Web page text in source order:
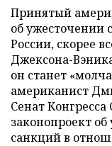
Принятый
об
России, скорее
Джексона-
он станет
американист
Сенат
законопроект
санкций в